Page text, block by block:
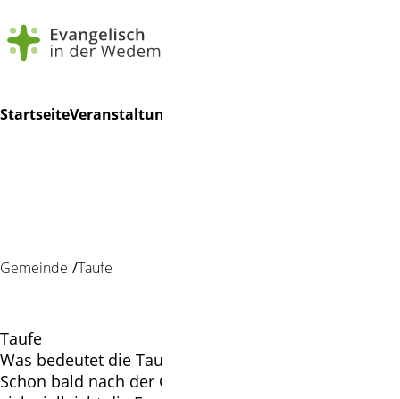
überspringen
StartseiteVeranstaltungen
Gemeinde Taufe
Taufe
Was bedeutet die Taufe für unser Kind und uns?
Schon bald nach der Geburt ihres Kindes stellen Sie